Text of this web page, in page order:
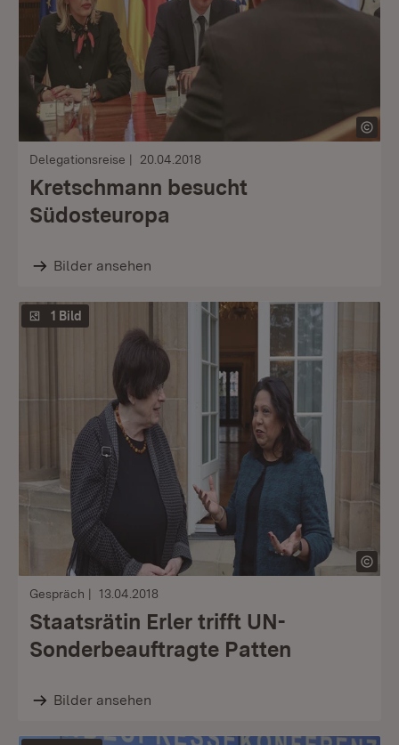
Delegationsreise 20.04.2018
Kretschmann besucht
Südosteuropa
Bilder ansehen
1 Bild
Gespräch 13.04.2018
Staatsrätin Erler trifft UN-
Sonderbeauftragte Patten
Bilder ansehen